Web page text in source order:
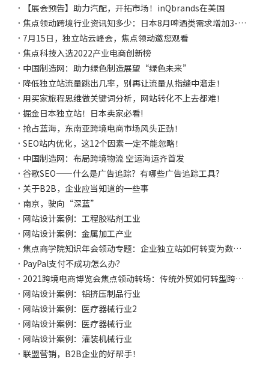
【展会预告】助力汽配，开拓市场！inQbrands在美国
焦点领动跨境行业资讯知多少：日本8月啤酒类需求增加3-4倍；印度希望在五年内建造300个与铁路相连的货运站
7月15日，独立站云峰会，焦点领动邀您观看
焦点科技入选2022产业电商创新榜
中国制造网：助力绿色制造展望“绿色未来”
降低独立站流量跳出几率，别再让流量从指缝中溜走！
用买家旅程思维做关键词分析，网站转化不上去都难！
掘金日本独立站！日本卖家必看! ​
抢占蓝海，东南亚跨境电商市场风头正劲！
SEO站内优化，这12个因素一定不能忽略！
中国制造网：布局跨境物流 空运海运齐首发
谷歌SEO——什么是广告追踪？有哪些广告追踪工具？
关于B2B，企业应当知道的一些事
南京，驶向“深蓝”
网站设计案例：工程胶粘剂工业
网站设计案例：金属加工产业
焦点商学院知识年会领动专题：企业独立站如何转变为数字资产
PayPal支付不成功怎么办？
2021跨境电商博览会焦点领动转场：传统外贸如何转型跨境DTC？
网站设计案例：铝挤压制品行业
网站设计案例：医疗器械行业2
网站设计案例：医疗器械行业
网站设计案例：灌装机械行业
联盟营销，B2B企业的好帮手！